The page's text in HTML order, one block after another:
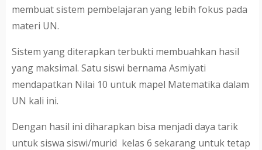
membuat sistem pembelajaran yang lebih fokus pada
materi UN.
Sistem yang diterapkan terbukti membuahkan hasil
yang maksimal. Satu siswi bernama Asmiyati
mendapatkan Nilai 10 untuk mapel Matematika dalam
UN kali ini.
Dengan hasil ini diharapkan bisa menjadi daya tarik
untuk siswa siswi/murid kelas 6 sekarang untuk tetap